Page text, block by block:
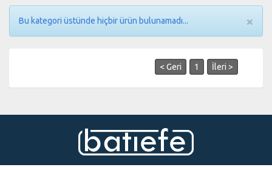
×
Bu kategori üstünde hiçbir ürün bulunamadı...
< Geri 1 İleri >